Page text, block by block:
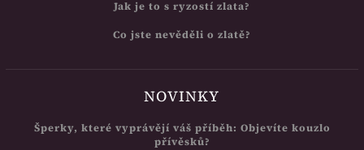
Jak je to s ryzostí zlata?
Co jste nevěděli o zlatě?
NOVINKY
Šperky, které vyprávějí váš příběh: Objevíte kouzlo
přívěsků?